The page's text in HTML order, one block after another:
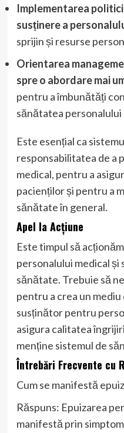
Implementarea
susținere a
sprijin și resurse
Orientarea
spre o abordare mai
pentru a îmbunătăți
sănătatea personalului
Este esențial ca
responsabilitatea de a
medical, pentru a
pacienților și pentru a
sănătate în general.
Apel la Acțiune
Este timpul să
personalului medical și
sănătate. Trebuie să
pentru a crea un
susținător pentru
asigura calitatea
menține sistemul de
Întrebări Frecvente cu
Cum se manifestă
Răspuns: Epuizarea
manifestă prin